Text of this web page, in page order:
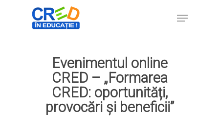
Hit enter to search or ESC to close
Evenimentul online
CRED – „Formarea
CRED: oportunități,
provocări și beneficii”